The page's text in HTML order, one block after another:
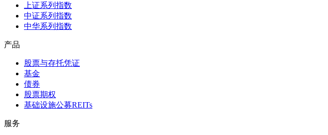
上证系列指数
中证系列指数
中华系列指数
产品
股票与存托凭证
基金
债券
股票期权
基础设施公募REITs
服务